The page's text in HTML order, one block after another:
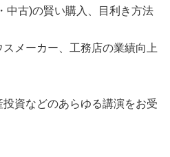
中古)の賢い購入、目利き方法
スメーカー、工務店の業績向上
資などのあらゆる講演をお受